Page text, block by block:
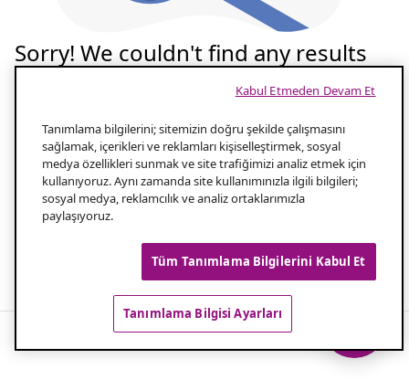
Sorry! We couldn't find any results
Tekrar deneyelim
1.0 Aramanızın yazılışını kontrol edin
2.0 Aramanız için daha az kelime kullanın
Popüler aramalar
Tanımlama bilgilerini; sitemizin doğru şekilde çalışmasını
sağlamak, içerikleri ve reklamları kişiselleştirmek, sosyal
medya özellikleri sunmak ve site trafiğimizi analiz etmek için
kullanıyoruz. Aynı zamanda site kullanımınızla ilgili bilgileri;
sosyal medya, reklamcılık ve analiz ortaklarımızla
paylaşıyoruz.
Tüm Tanımlama Bilgilerini Kabul Et
Tanımlama Bilgisi Ayarları
Kabul Etmeden Devam Et